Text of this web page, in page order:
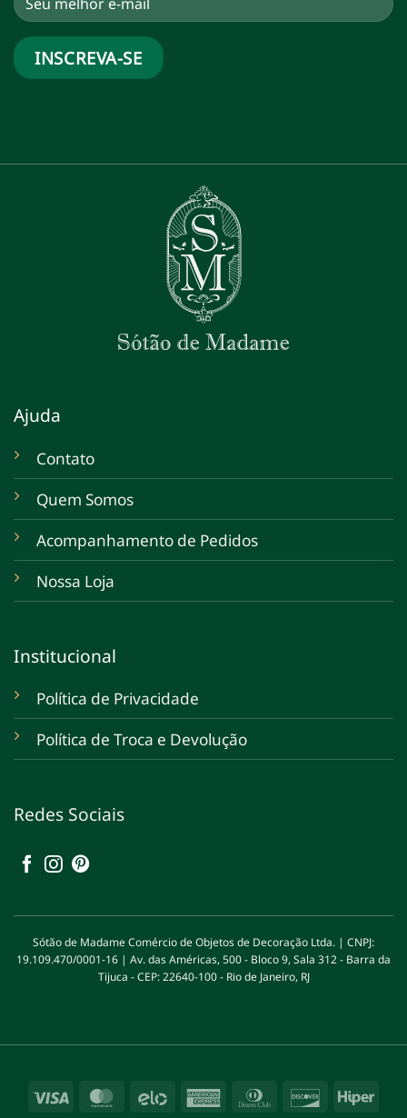
Ajuda
Contato
Quem Somos
Acompanhamento de Pedidos
Nossa Loja
Institucional
Política de Privacidade
Política de Troca e Devolução
Redes Sociais
Sótão de Madame Comércio de Objetos de Decoração Ltda. | CNPJ:
19.109.470/0001-16 | Av. das Américas, 500 - Bloco 9, Sala 312 - Barra da
Tijuca - CEP: 22640-100 - Rio de Janeiro, RJ
Visa MasterCard
Elo
AmericanDinners
Discover